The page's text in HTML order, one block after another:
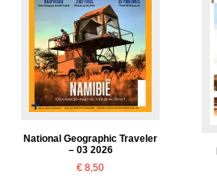
National Geographic Traveler
– 03 2026
€ 8,50